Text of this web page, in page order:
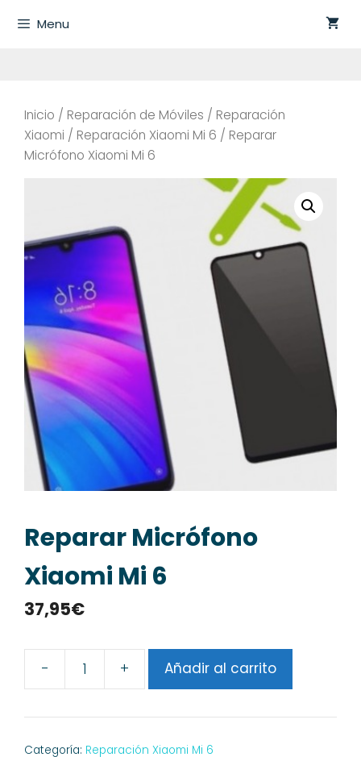
Menu
Inicio / Reparación de Móviles / Reparación
Xiaomi / Reparación Xiaomi Mi 6 / Reparar
Micrófono Xiaomi Mi 6
Reparar Micrófono
Xiaomi Mi 6
37,95€
-
Reparar
Xiaomi
Mi
+ Añadir al carrito
Categoría: Reparación Xiaomi Mi 6